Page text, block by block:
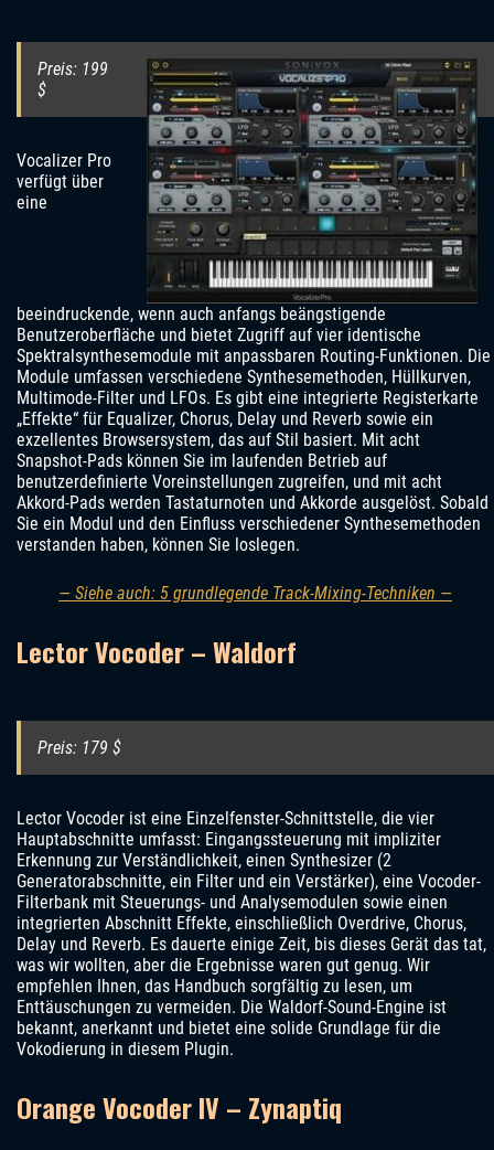
Preis: 199
$
Vocalizer Pro
verfügt über
eine
beeindruckende, wenn auch anfangs beängstigende
Benutzeroberfläche und bietet Zugriff auf vier identische
Spektralsynthesemodule mit anpassbaren Routing-Funktionen. Die
Module umfassen verschiedene Synthesemethoden, Hüllkurven,
Multimode-Filter und LFOs. Es gibt eine integrierte Registerkarte
„Effekte“ für Equalizer, Chorus, Delay und Reverb sowie ein
exzellentes Browsersystem, das auf Stil basiert. Mit acht
Snapshot-Pads können Sie im laufenden Betrieb auf
benutzerdefinierte Voreinstellungen zugreifen, und mit acht
Akkord-Pads werden Tastaturnoten und Akkorde ausgelöst. Sobald
Sie ein Modul und den Einfluss verschiedener Synthesemethoden
verstanden haben, können Sie loslegen.
— Siehe auch: 5 grundlegende Track-Mixing-Techniken —
Lector Vocoder – Waldorf
Preis: 179 $
Lector Vocoder ist eine Einzelfenster-Schnittstelle, die vier
Hauptabschnitte umfasst: Eingangssteuerung mit impliziter
Erkennung zur Verständlichkeit, einen Synthesizer (2
Generatorabschnitte, ein Filter und ein Verstärker), eine Vocoder-
Filterbank mit Steuerungs- und Analysemodulen sowie einen
integrierten Abschnitt Effekte, einschließlich Overdrive, Chorus,
Delay und Reverb. Es dauerte einige Zeit, bis dieses Gerät das tat,
was wir wollten, aber die Ergebnisse waren gut genug. Wir
empfehlen Ihnen, das Handbuch sorgfältig zu lesen, um
Enttäuschungen zu vermeiden. Die Waldorf-Sound-Engine ist
bekannt, anerkannt und bietet eine solide Grundlage für die
Vokodierung in diesem Plugin.
Orange Vocoder IV – Zynaptiq